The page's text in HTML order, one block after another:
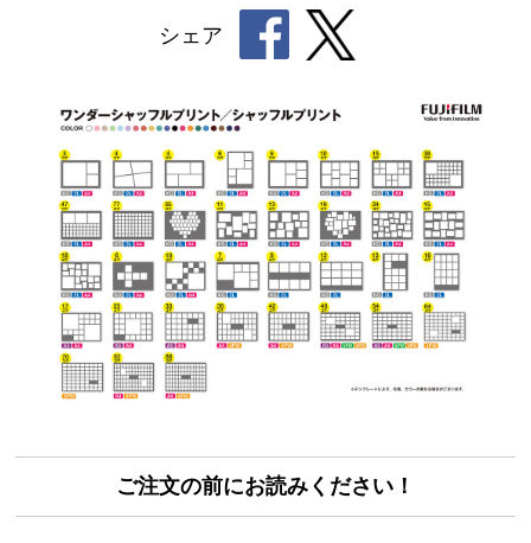
シェア
ご注文の前にお読みください！